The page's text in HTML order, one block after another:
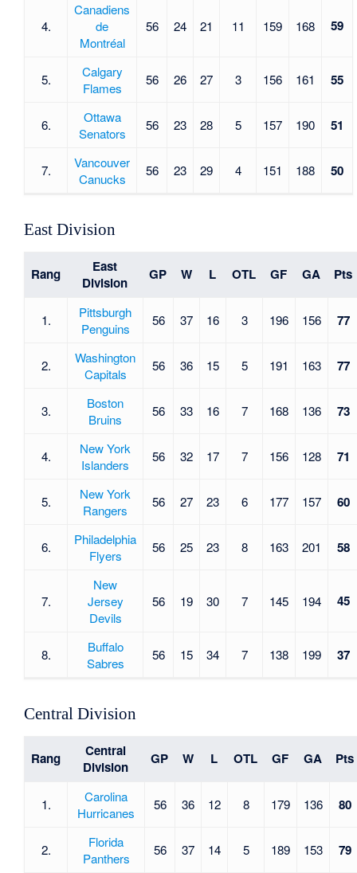
4.
Canadiens
de
Montréal
56 24 21 11 159 168 59
5.
Calgary
Flames
56 26 27 3 156 161 55
6.
Ottawa
Senators
56 23 28 5 157 190 51
7.
Vancouver
Canucks
56 23 29 4 151 188 50
East Division
Rang
East
Division
GP W L OTL GF GA Pts
1.
Pittsburgh
Penguins
56 37 16 3 196 156 77
2.
Washington
Capitals
56 36 15 5 191 163 77
3.
Boston
Bruins
56 33 16 7 168 136 73
4.
New York
Islanders
56 32 17 7 156 128 71
5.
New York
Rangers
56 27 23 6 177 157 60
6.
Philadelphia
Flyers
56 25 23 8 163 201 58
7.
New
Jersey
Devils
56 19 30 7 145 194 45
8.
Buffalo
Sabres
56 15 34 7 138 199 37
Central Division
Rang
Central
Division
GP W L OTL GF GA Pts
1.
Carolina
Hurricanes
56 36 12 8 179 136 80
2.
Florida
Panthers
56 37 14 5 189 153 79